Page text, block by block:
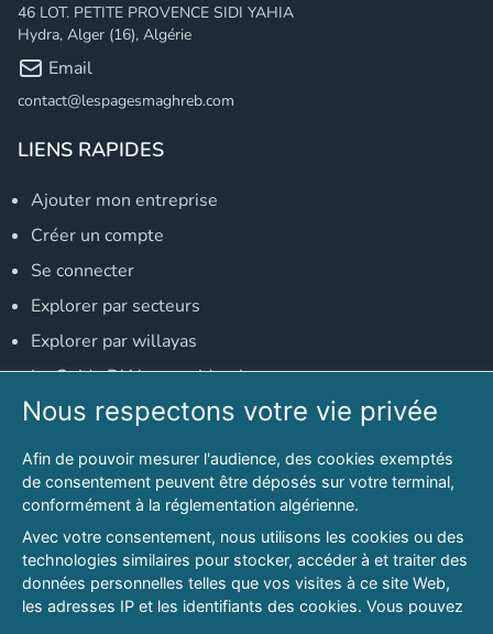
46 LOT. PETITE PROVENCE SIDI YAHIA
Hydra, Alger (16), Algérie
Email
contact@lespagesmaghreb.com
LIENS RAPIDES
Ajouter mon entreprise
Créer un compte
Se connecter
Explorer par secteurs
Explorer par willayas
Le Guide D'Alger, guide-alger.com
NOS RÉSEAUX SOCIAUX
Notre page Facebook
Notre page LinkedIn
Notre page Instagram
Notre page Twitter
Nous respectons votre vie privée
Afin de pouvoir mesurer l'audience, des cookies exemptés
de consentement peuvent être déposés sur votre terminal,
conformément à la réglementation algérienne.
Avec votre consentement, nous utilisons les cookies ou des
technologies similaires pour stocker, accéder à et traiter des
données personnelles telles que vos visites à ce site Web,
les adresses IP et les identifiants des cookies. Vous pouvez